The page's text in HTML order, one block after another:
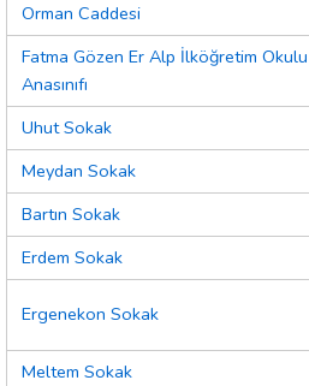
Orman Caddesi
Fatma Gözen Er Alp İlköğretim Okulu
Anasınıfı
Uhut Sokak
Meydan Sokak
Bartın Sokak
Erdem Sokak
Ergenekon Sokak
Meltem Sokak